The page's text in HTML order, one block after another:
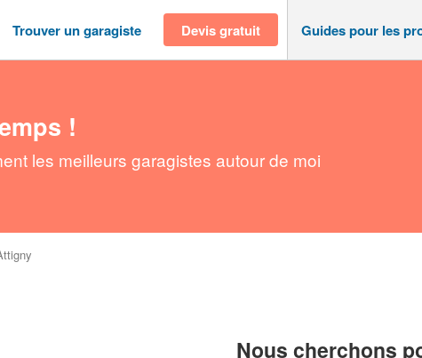
Trouver un garagiste Devis gratuit Guides pour les
!
les meilleurs garagistes autour de moi
Nous cherchons